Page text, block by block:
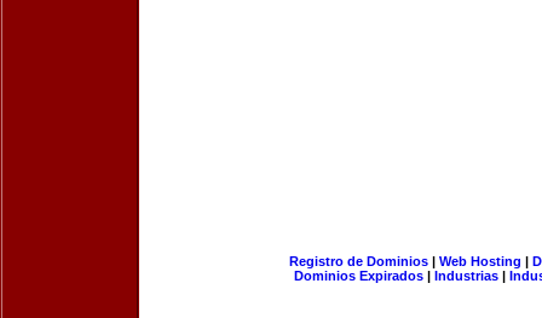
Registro de Dominios| Web Hosting |
Dominios Expirados | Industrias |